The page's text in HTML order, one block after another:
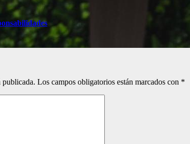
publicada. Los campos obligatorios están marcados con *